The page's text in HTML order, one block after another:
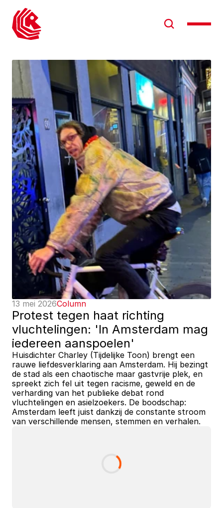
13 mei 2026Column
Protest tegen haat richting
vluchtelingen: 'In Amsterdam mag
iedereen aanspoelen'
Huisdichter Charley (Tijdelijke Toon) brengt een
rauwe liefdesverklaring aan Amsterdam. Hij bezingt
de stad als een chaotische maar gastvrije plek, en
spreekt zich fel uit tegen racisme, geweld en de
verharding van het publieke debat rond
vluchtelingen en asielzoekers. De boodschap:
Amsterdam leeft juist dankzij de constante stroom
van verschillende mensen, stemmen en verhalen.